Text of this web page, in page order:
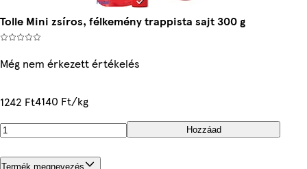
Tolle Mini zsíros, félkemény trappista sajt 300 g
Még nem érkezett értékelés
1242 Ft4140 Ft/kg
Hozzáad
Termék megnevezés